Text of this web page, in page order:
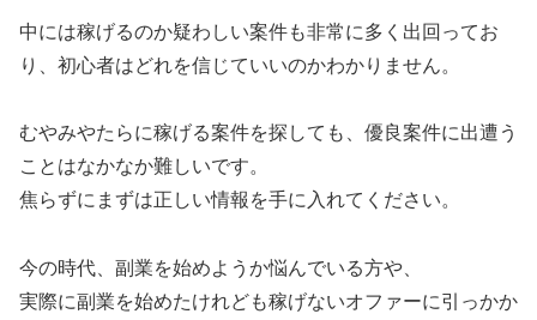
中には稼げるのか疑わしい案件も非常に多く出回ってお
り、初心者はどれを信じていいのかわかりません。
むやみやたらに稼げる案件を探しても、優良案件に出遭う
ことはなかなか難しいです。
焦らずにまずは正しい情報を手に入れてください。
今の時代、副業を始めようか悩んでいる方や、
実際に副業を始めたけれども稼げないオファーに引っかか